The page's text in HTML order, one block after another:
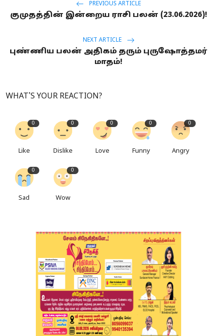
PREVIOUS ARTICLE
குமுதத்தின் இன்றைய ராசி பலன் (23.06.2026)!
NEXT ARTICLE
புண்ணிய பலன் அதிகம் தரும் புருஷோத்தமர்
மாதம்!
WHAT'S YOUR REACTION?
0
Like
0
Dislike
0
Love
0
Funny
0
Angry
0
Sad
0
Wow